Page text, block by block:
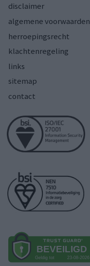
disclaimer
algemene voorwaarden
herroepingsrecht
klachtenregeling
links
sitemap
contact